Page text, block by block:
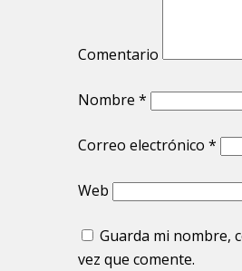
Comentario
Nombre *
Correo electrónico *
Web
Guarda mi nombre,
vez que comente.